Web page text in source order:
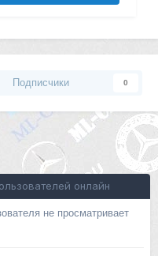
Подписчики 0
онлайн
не просматривает